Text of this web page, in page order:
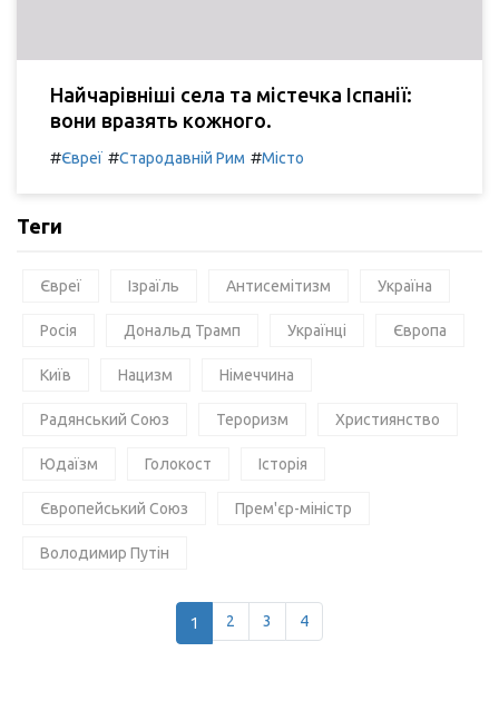
Найчарівніші села та містечка Іспанії:
вони вразять кожного.
#Євреї #Стародавній Рим #Місто
Теги
Євреї Ізраїль Антисемітизм Україна
Росія Дональд Трамп Українці Європа
Київ Нацизм Німеччина
Радянський Союз Тероризм Християнство
Юдаїзм Голокост Історія
Європейський Союз Прем'єр-міністр
Володимир Путін
1 2 3 4